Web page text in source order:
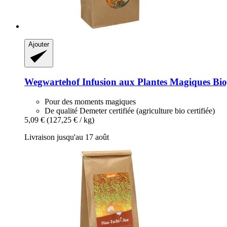
Ajouter
WegwartehofInfusion aux Plantes Magiques
Pour des moments magiques
De qualité Demeter certifiée (agriculture bio certifiée)
5,09 € (127,25 € / kg)
Livraison jusqu'au 17 août